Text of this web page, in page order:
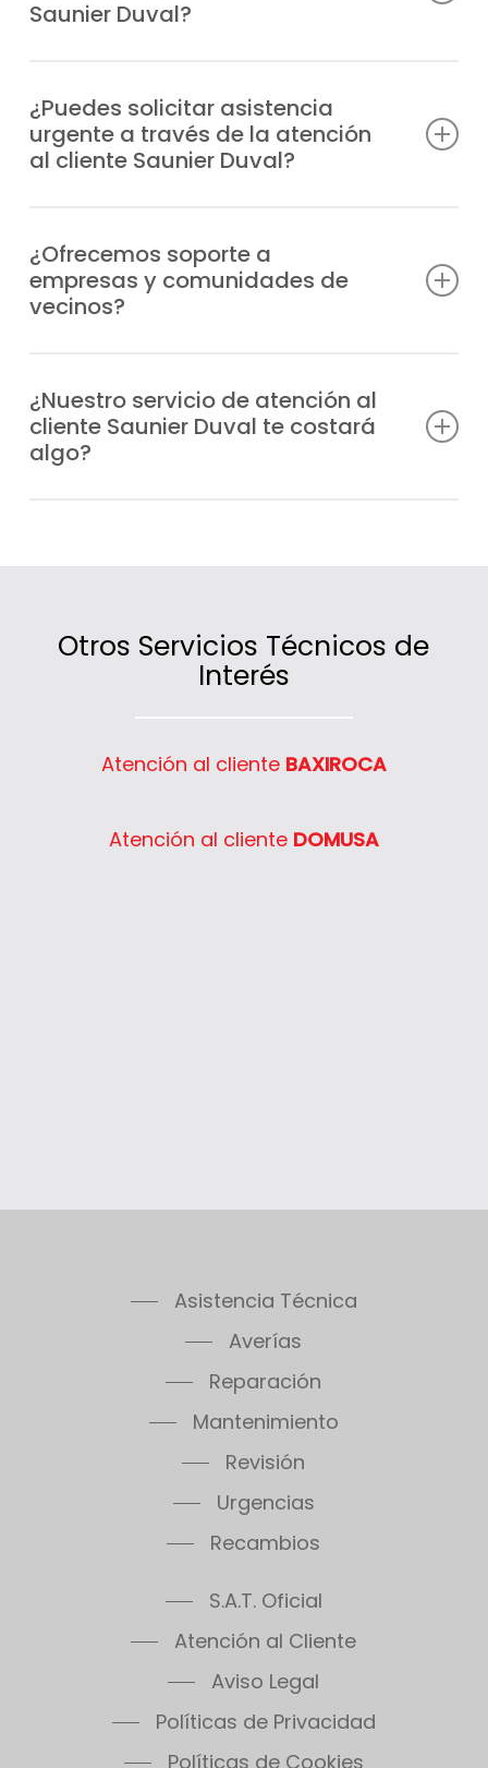
tus equipos Saunier Duval.
Saunier Duval?
teléfono o escribirnos un WhatsApp;
siempre tendrás respuesta profesional.
¿Puedes solicitar asistencia
urgente a través de la atención
al cliente Saunier Duval?
urgencias de manera prioritaria y envía un
técnico especializado a cualquier zona de
Los Molinos en el menor tiempo posible.
¿Ofrecemos soporte a
empresas y comunidades de
vecinos?
comunidades de vecinos y negocios de Los
Molinos que necesiten información,
asesoramiento o asistencia técnica.
¿Nuestro servicio de atención al
cliente Saunier Duval te costará
algo?
Otros Servicios Técnicos de
Interés
Atención al cliente BAXIROCA
Atención al cliente DOMUSA
Asistencia Técnica
Averías
Reparación
Mantenimiento
Revisión
Urgencias
Recambios
S.A.T. Oficial
Atención al Cliente
Aviso Legal
Políticas de Privacidad
Políticas de Cookies